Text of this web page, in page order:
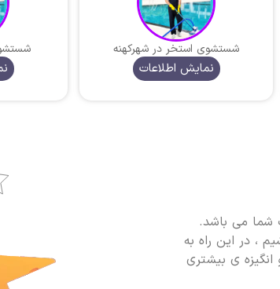
شستشوی استخر در شهرکهنه
نمایش اطلاعات
می باشد.
، در این راه به
انگیزه ی بیشتری